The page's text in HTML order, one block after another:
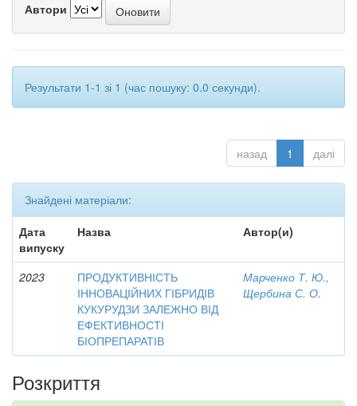
Автори
Результати 1-1 зі 1 (час пошуку: 0.0 секунди).
назад 1 далі
Знайдені матеріали:
Дата
випуску
Назва Автор(и)
2023
ПРОДУКТИВНІСТЬ
ІННОВАЦІЙНИХ ГІБРИДІВ
КУКУРУДЗИ ЗАЛЕЖНО ВІД
ЕФЕКТИВНОСТІ
БІОПРЕПАРАТІВ
Марченко Т. Ю.,
Щербина С. О.
Розкриття